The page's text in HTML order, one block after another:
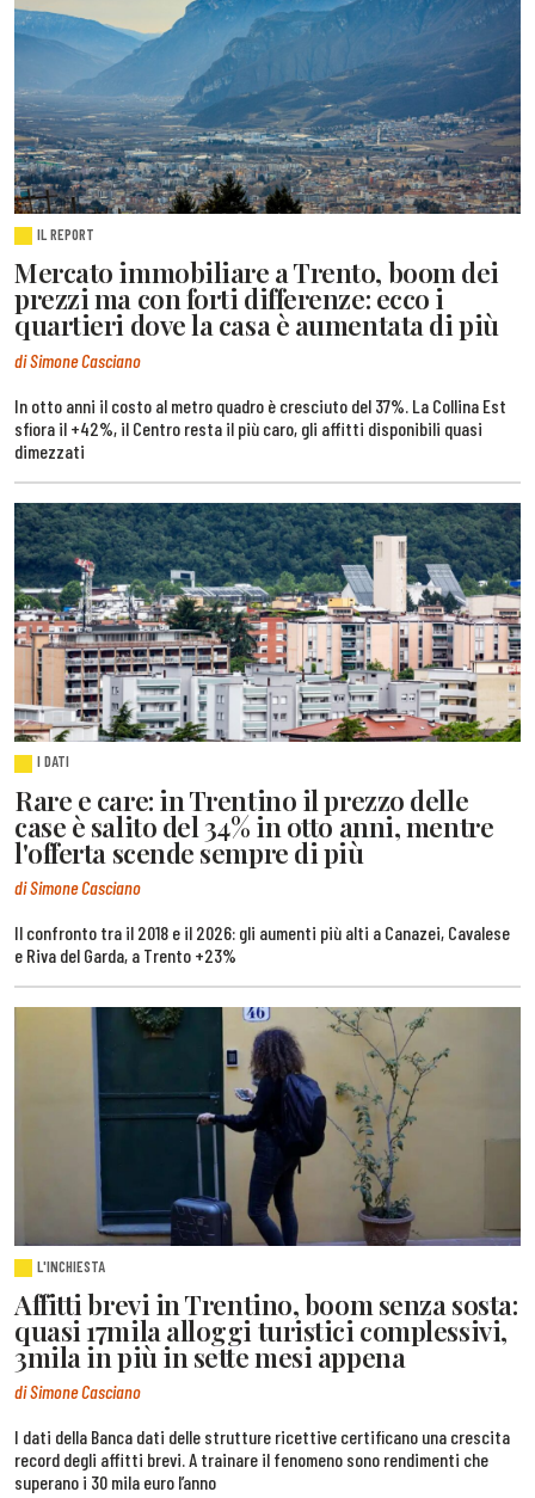
IL REPORT
Mercato immobiliare a Trento, boom dei
prezzi ma con forti differenze: ecco i
quartieri dove la casa è aumentata di più
di Simone Casciano
In otto anni il costo al metro quadro è cresciuto del 37%. La Collina Est
sfiora il +42%, il Centro resta il più caro, gli affitti disponibili quasi
dimezzati
I DATI
Rare e care: in Trentino il prezzo delle
case è salito del 34% in otto anni, mentre
l'offerta scende sempre di più
di Simone Casciano
Il confronto tra il 2018 e il 2026: gli aumenti più alti a Canazei, Cavalese
e Riva del Garda, a Trento +23%
L'INCHIESTA
Affitti brevi in Trentino, boom senza sosta:
quasi 17mila alloggi turistici complessivi,
3mila in più in sette mesi appena
di Simone Casciano
I dati della Banca dati delle strutture ricettive certificano una crescita
record degli affitti brevi. A trainare il fenomeno sono rendimenti che
superano i 30 mila euro l’anno